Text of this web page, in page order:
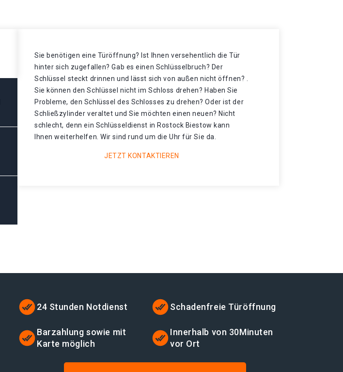
Sie benötigen eine Türöffnung? Ist Ihnen versehentlich die Tür
hinter sich zugefallen? Gab es einen Schlüsselbruch? Der
Schlüssel steckt drinnen und lässt sich von außen nicht öffnen? .
Sie können den Schlüssel nicht im Schloss drehen? Haben Sie
Probleme, den Schlüssel des Schlosses zu drehen? Oder ist der
Schließzylinder veraltet und Sie möchten einen neuen? Nicht
schlecht, denn ein Schlüsseldienst in Rostock Biestow kann
Ihnen weiterhelfen. Wir sind rund um die Uhr für Sie da.
JETZT KONTAKTIEREN
24 Stunden Notdienst Schadenfreie Türöffnung
Barzahlung sowie mit
Karte möglich
Innerhalb von 30Minuten
vor Ort